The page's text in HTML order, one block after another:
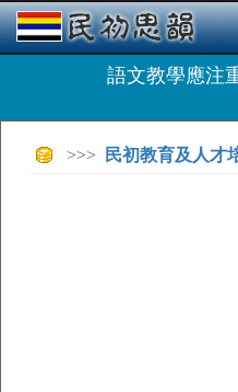
語文教學應注
>>> 民初教育及人才